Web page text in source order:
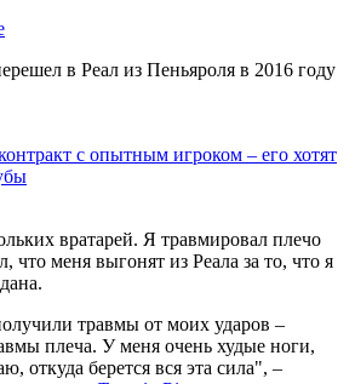
в Реал из Пеньяроля в 2016 году
с опытным игроком – его хотят
вратарей. Я травмировал плечо
меня выгонят из Реала за то, что я
травмы от моих ударов –
плеча. У меня очень худые ноги,
откуда берется вся эта сила", –